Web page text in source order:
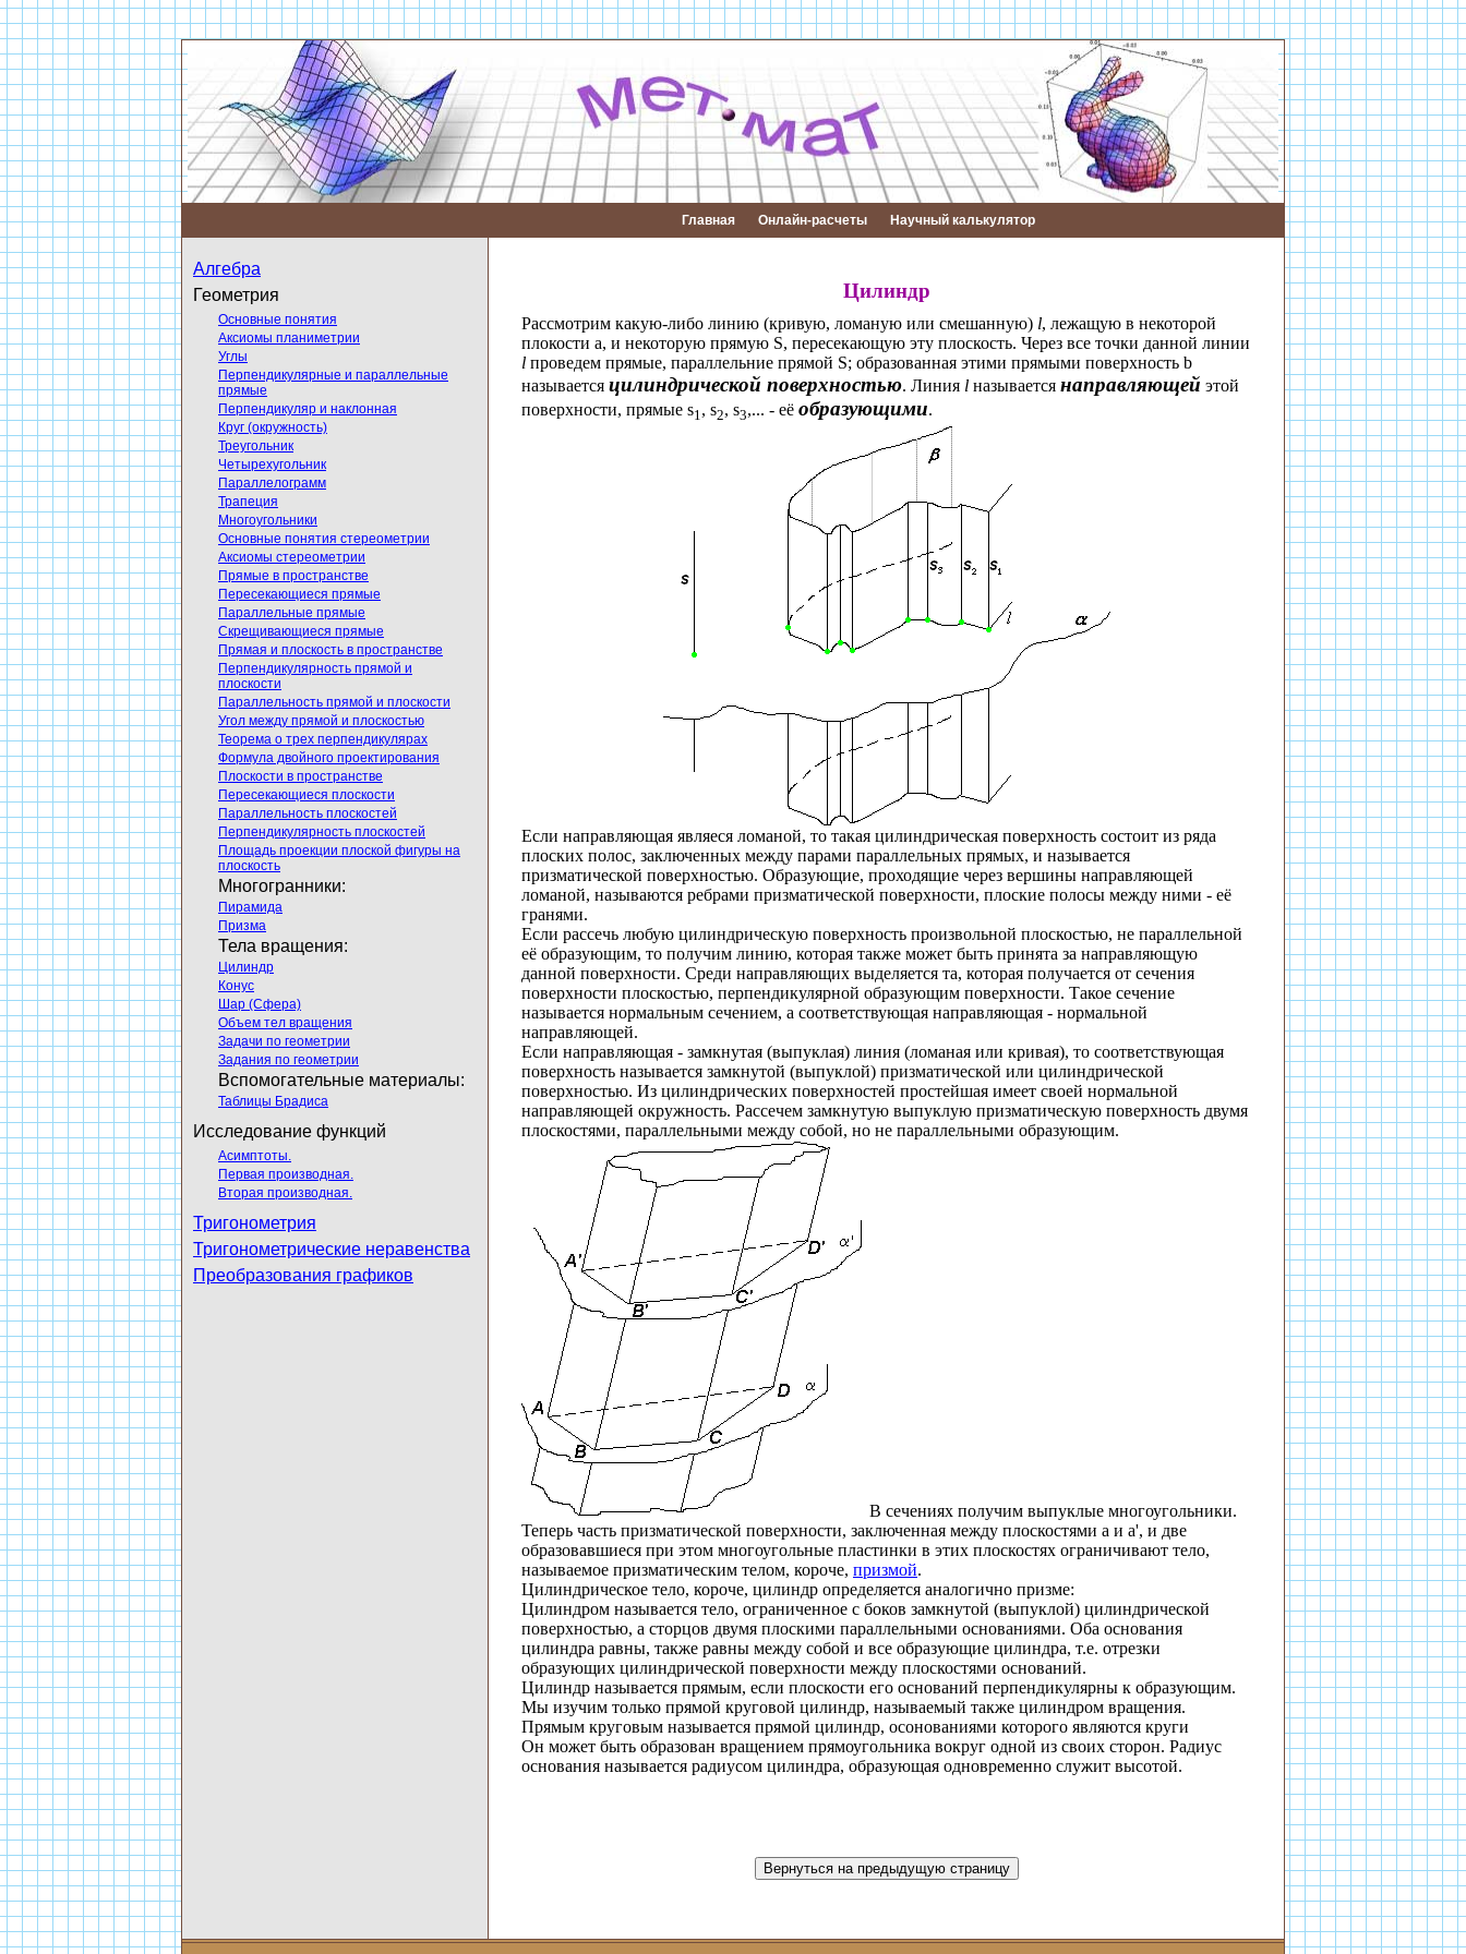
Главная Онлайн-расчеты Научный калькулятор
Алгебра
Геометрия
Основные понятия
Аксиомы планиметрии
Углы
Перпендикулярные и параллельные
прямые
Перпендикуляр и наклонная
Круг (окружность)
Треугольник
Четырехугольник
Параллелограмм
Трапеция
Многоугольники
Основные понятия стереометрии
Аксиомы стереометрии
Прямые в пространстве
Пересекающиеся прямые
Параллельные прямые
Скрещивающиеся прямые
Прямая и плоскость в пространстве
Перпендикулярность прямой и
плоскости
Параллельность прямой и плоскости
Угол между прямой и плоскостью
Теорема о трех перпендикулярах
Формула двойного проектирования
Плоскости в пространстве
Пересекающиеся плоскости
Параллельность плоскостей
Перпендикулярность плоскостей
Площадь проекции плоской фигуры на
плоскость
Многогранники:
Пирамида
Призма
Тела вращения:
Цилиндр
Конус
Шар (Сфера)
Объем тел вращения
Задачи по геометрии
Задания по геометрии
Вспомогательные материалы:
Таблицы Брадиса
Исследование функций
Асимптоты.
Первая производная.
Вторая производная.
Тригонометрия
Тригонометрические неравенства
Преобразования графиков
Цилиндр
Рассмотрим какую-либо линию (кривую, ломаную или смешанную) l, лежащую в некоторой
плокости a, и некоторую прямую S, пересекающую эту плоскость. Через все точки данной линии
l проведем прямые, параллельние прямой S; образованная этими прямыми поверхность b
называется цилиндрической поверхностью. Линия l называется направляющей этой
поверхности, прямые s1, s2, s3,... - её образующими.
Если направляющая являеся ломаной, то такая цилиндрическая поверхность состоит из ряда
плоских полос, заключенных между парами параллельных прямых, и называется
призматической поверхностью. Образующие, проходящие через вершины направляющей
ломаной, называются ребрами призматической поверхности, плоские полосы между ними - её
гранями.
Если рассечь любую цилиндрическую поверхность произвольной плоскостью, не параллельной
её образующим, то получим линию, которая также может быть принята за направляющую
данной поверхности. Среди направляющих выделяется та, которая получается от сечения
поверхности плоскостью, перпендикулярной образующим поверхности. Такое сечение
называется нормальным сечением, а соответствующая направляющая - нормальной
направляющей.
Если направляющая - замкнутая (выпуклая) линия (ломаная или кривая), то соответствующая
поверхность называется замкнутой (выпуклой) призматической или цилиндрической
поверхностью. Из цилиндрических поверхностей простейшая имеет своей нормальной
направляющей окружность. Рассечем замкнутую выпуклую призматическую поверхность двумя
плоскостями, параллельными между собой, но не параллельными образующим.
В сечениях получим выпуклые многоугольники.
Теперь часть призматической поверхности, заключенная между плоскостями a и a', и две
образовавшиеся при этом многоугольные пластинки в этих плоскостях ограничивают тело,
называемое призматическим телом, короче, призмой.
Цилиндрическое тело, короче, цилиндр определяется аналогично призме:
Цилиндром называется тело, ограниченное с боков замкнутой (выпуклой) цилиндрической
поверхностью, а сторцов двумя плоскими параллельными основаниями. Оба основания
цилиндра равны, также равны между собой и все образующие цилиндра, т.е. отрезки
образующих цилиндрической поверхности между плоскостями оснований.
Цилиндр называется прямым, если плоскости его оснований перпендикулярны к образующим.
Мы изучим только прямой круговой цилиндр, называемый также цилиндром вращения.
Прямым круговым называется прямой цилиндр, осонованиями которого являются круги
Он может быть образован вращением прямоугольника вокруг одной из своих сторон. Радиус
основания называется радиусом цилиндра, образующая одновременно служит высотой.